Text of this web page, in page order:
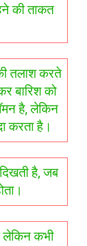
की ताकत
तलाश करते
बारिश को
है, लेकिन
करता है।
है, जब
लेकिन कभी